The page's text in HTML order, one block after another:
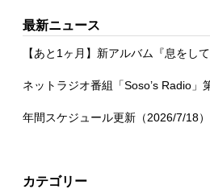
最新ニュース
ネットラジオ番組「Soso’s Radio」
年間スケジュール更新（2026/7/18）
カテゴリー